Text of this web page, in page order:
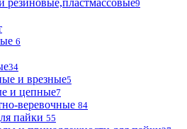
резиновые,пластмассовые9
6
34
и врезные5
и цепные7
веревочные 84
пайки 55